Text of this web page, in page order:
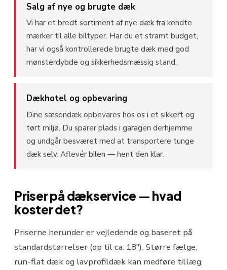
Salg af nye og brugte dæk
Vi har et bredt sortiment af nye dæk fra kendte
mærker til alle biltyper. Har du et stramt budget,
har vi også kontrollerede brugte dæk med god
mønsterdybde og sikkerhedsmæssig stand.
Dækhotel og opbevaring
Dine sæsondæk opbevares hos os i et sikkert og
tørt miljø. Du sparer plads i garagen derhjemme
og undgår besværet med at transportere tunge
dæk selv. Aflevér bilen — hent den klar.
Priser på dækservice — hvad
koster det?
Priserne herunder er vejledende og baseret på
standardstørrelser (op til ca. 18"). Større fælge,
run-flat dæk og lavprofildæk kan medføre tillæg.